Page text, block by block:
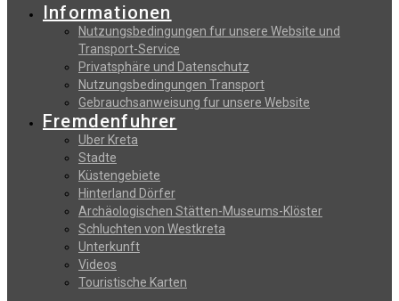
Informationen
Nutzungsbedingungen fur unsere Website und
Transport-Service
Privatsphäre und Datenschutz
Nutzungsbedingungen Transport
Gebrauchsanweisung fur unsere Website
Fremdenfuhrer
Uber Kreta
Stadte
Küstengebiete
Hinterland Dörfer
Archäologischen Stätten-Museums-Klöster
Schluchten von Westkreta
Unterkunft
Videos
Touristische Karten